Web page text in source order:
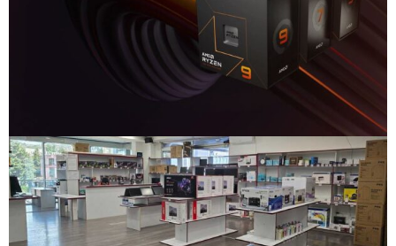
Snaga radnih stanica nikada nije bila povoljnija
Nova Ryzen 7000 serija
Naruči